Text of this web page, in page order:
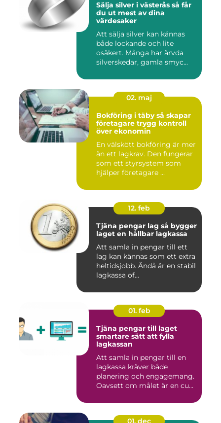
Sälja silver i västerås så får
du ut mest av dina
värdesaker
Att sälja silver kan kännas
både lockande och lite
osäkert. Många har ärvda
silverskedar, gamla smyc...
02. maj
Bokföring i täby så skapar
företagare trygg kontroll
över ekonomin
En välskött bokföring är mer
än ett lagkrav. Den fungerar
som ett styrsystem som
hjälper företagare ...
12. feb
Tjäna pengar lag så bygger
laget en hållbar lagkassa
Att samla in pengar till ett
lag kan kännas som ett extra
heltidsjobb. Ändå är en stabil
lagkassa of...
01. feb
Tjäna pengar till laget
smartare sätt att fylla
lagkassan
Att samla in pengar till en
lagkassa kräver både
planering och engagemang.
Oavsett om målet är en cu...
01. dec